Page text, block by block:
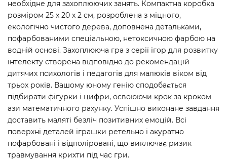
необхідне для захоплюючих занять. Компактна коробка
розміром 25 х 20 х 2 см, розроблена з міцного,
екологічно чистого дерева, доповнена детальками,
пофарбованими спеціальною, нетоксичною фарбою на
водній основі. Захоплююча гра з серії ігор для розвитку
інтелекту створена відповідно до рекомендацій
дитячих психологів і педагогів для малюків віком від
трьох років. Вашому юному генію сподобається
підбирати фігурки і цифри, освоюючи крок за кроком
ази математичного рахунку. Успішно виконане завдання
доставить маляті безліч позитивних емоцій. Всі
поверхні деталей іграшки ретельно і акуратно
пофарбовані і відполіровані, що виключає ризик
травмування крихти під час гри.